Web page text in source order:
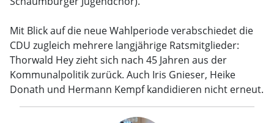
Mit Blick auf die neue Wahlperiode verabschiedet die
CDU zugleich mehrere langjährige Ratsmitglieder:
Thorwald Hey zieht sich nach 45 Jahren aus der
Kommunalpolitik zurück. Auch Iris Gnieser, Heike
Donath und Hermann Kempf kandidieren nicht erneut.